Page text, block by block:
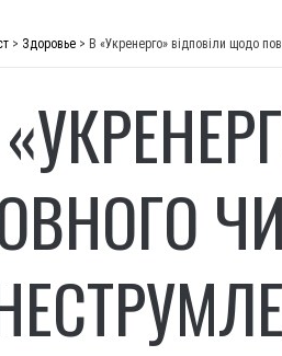
> Здоровье > В «Укренерго» відповіли щодо